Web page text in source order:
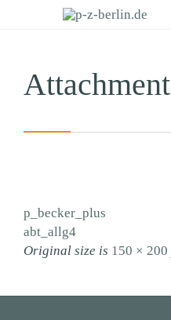
Attachment
p_becker_plus
abt_allg4
Original size is 150 × 200